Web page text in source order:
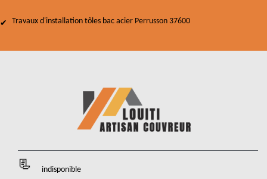
Travaux d'installation tôles bac acier Perrusson 37600
indisponible